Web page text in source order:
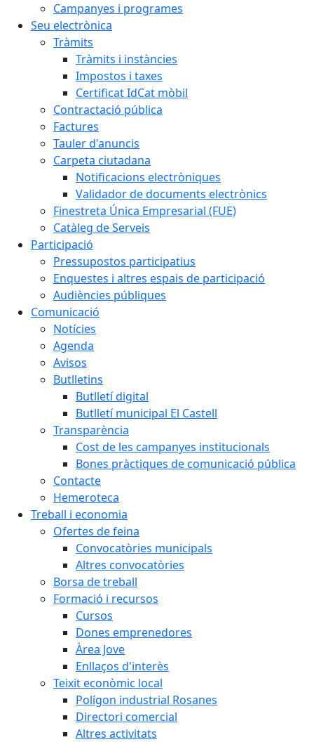
Campanyes i programes
Seu electrònica
Tràmits
Tràmits i instàncies
Impostos i taxes
Certificat IdCat mòbil
Contractació pública
Factures
Tauler d'anuncis
Carpeta ciutadana
Notificacions electròniques
Validador de documents electrònics
Finestreta Única Empresarial (FUE)
Catàleg de Serveis
Participació
Pressupostos participatius
Enquestes i altres espais de participació
Audiències públiques
Comunicació
Notícies
Agenda
Avisos
Butlletins
Butlletí digital
Butlletí municipal El Castell
Transparència
Cost de les campanyes institucionals
Bones pràctiques de comunicació pública
Contacte
Hemeroteca
Treball i economia
Ofertes de feina
Convocatòries municipals
Altres convocatòries
Borsa de treball
Formació i recursos
Cursos
Dones emprenedores
Àrea Jove
Enllaços d'interès
Teixit econòmic local
Polígon industrial Rosanes
Directori comercial
Altres activitats